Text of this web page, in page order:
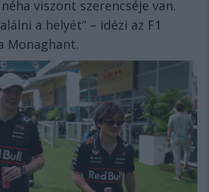
viszont szerencséje van.
a helyét” – idézi az F1
Monaghant.